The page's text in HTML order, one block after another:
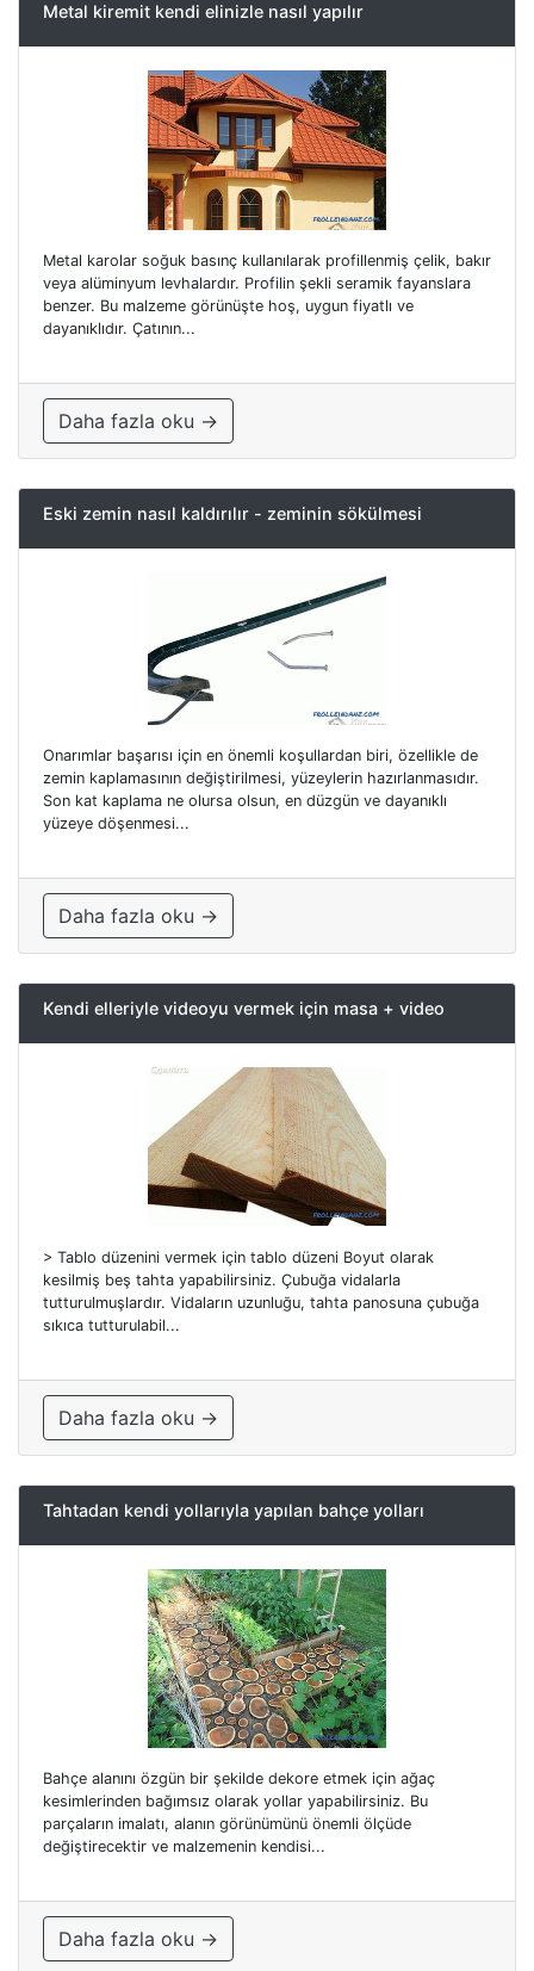
Metal kiremit kendi elinizle nasıl yapılır
Metal karolar soğuk basınç kullanılarak profillenmiş çelik, bakır
veya alüminyum levhalardır. Profilin şekli seramik fayanslara
benzer. Bu malzeme görünüşte hoş, uygun fiyatlı ve
dayanıklıdır. Çatının...
Daha fazla oku →
Eski zemin nasıl kaldırılır - zeminin sökülmesi
Onarımlar başarısı için en önemli koşullardan biri, özellikle de
zemin kaplamasının değiştirilmesi, yüzeylerin hazırlanmasıdır.
Son kat kaplama ne olursa olsun, en düzgün ve dayanıklı
yüzeye döşenmesi...
Daha fazla oku →
Kendi elleriyle videoyu vermek için masa + video
> Tablo düzenini vermek için tablo düzeni Boyut olarak
kesilmiş beş tahta yapabilirsiniz. Çubuğa vidalarla
tutturulmuşlardır. Vidaların uzunluğu, tahta panosuna çubuğa
sıkıca tutturulabil...
Daha fazla oku →
Tahtadan kendi yollarıyla yapılan bahçe yolları
Bahçe alanını özgün bir şekilde dekore etmek için ağaç
kesimlerinden bağımsız olarak yollar yapabilirsiniz. Bu
parçaların imalatı, alanın görünümünü önemli ölçüde
değiştirecektir ve malzemenin kendisi...
Daha fazla oku →